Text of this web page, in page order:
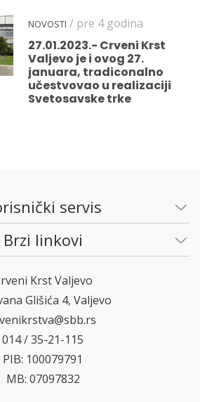
NOVOSTI / pre 4 godina
27.01.2023.- Crveni Krst
Valjevo je i ovog 27.
januara, tradiconalno
učestvovao u realizaciji
Svetosavske trke
servis
Brzi linkovi
Krst Valjevo
Glišića 4, Valjevo
014 / 35-21-115
PIB: 100079791
MB: 07097832